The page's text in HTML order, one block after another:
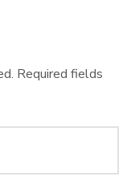
Required fields